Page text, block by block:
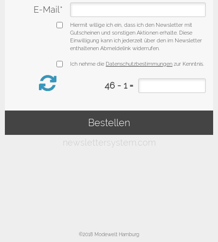
©2018 Modewelt Hamburg